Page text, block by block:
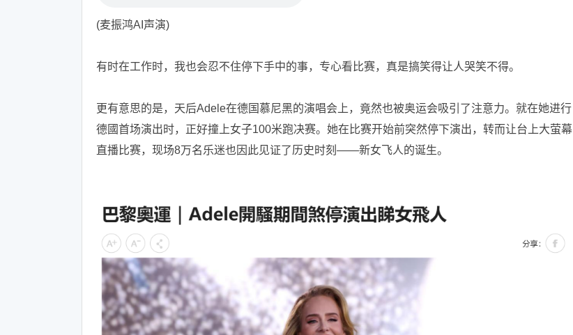
(麦振鸿AI声演)
有时在工作时，我也会忍不住停下手中的事，专心看比赛，真是搞笑得让人哭笑不得。
更有意思的是，天后Adele在德国慕尼黑的演唱会上，竟然也被奥运会吸引了注意力。就在她进行
德國首场演出时，正好撞上女子100米跑决赛。她在比赛开始前突然停下演出，转而让台上大萤幕
直播比赛，现场8万名乐迷也因此见证了历史时刻——新女飞人的诞生。